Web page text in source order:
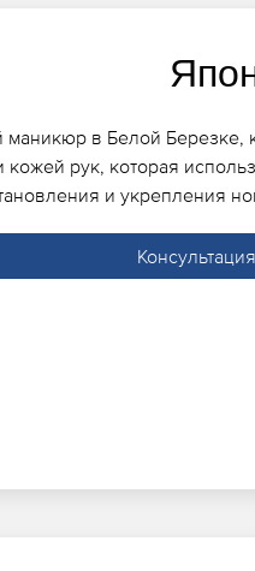
маникюр в Белой Березке,
кожей рук, которая
и укрепления